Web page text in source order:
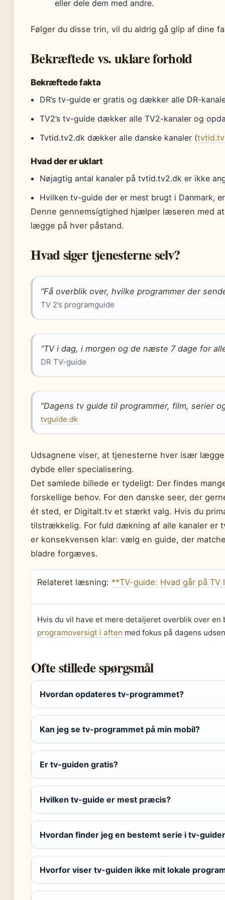
eller dele dem med andre.
Følger du disse trin, vil du aldrig gå glip af dine
Bekræftede vs. uklare forhold
Bekræftede fakta
DR’s tv-guide er gratis og dækker alle DR-
TV2’s tv-guide dækker alle TV2-kanaler og
Tvtid.tv2.dk dækker alle danske kanaler (
Hvad der er uklart
Nøjagtig antal kanaler på tvtid.tv2.dk er ikke
Hvilken tv-guide der er mest brugt i Danmark,
Denne gennemsigtighed hjælper læseren med
lægge på hver påstand.
Hvad siger tjenesterne selv?
“Få overblik over, hvilke programmer der
TV 2’s programguide
“TV i dag, i morgen og de næste 7 dage for
DR TV-guide
“Dagens tv guide til programmer, film, serier
tvguide.dk
Udsagnene viser, at tjenesterne hver især
dybde eller specialisering.
Det samlede billede er tydeligt: Der findes
forskellige behov. For den danske seer, der
ét sted, er Digitalt.tv et stærkt valg. Hvis du
tilstrækkelig. For fuld dækning af alle kanaler er
er konsekvensen klar: vælg en guide, der
bladre forgæves.
Relateret læsning: **TV-guide: Hvad går på
Hvis du vil have et mere detaljeret overblik over
programoversigt i aften med fokus på dagens
Ofte stillede spørgsmål
Hvordan opdateres tv-programmet?
Kan jeg se tv-programmet på min mobil?
Er tv-guiden gratis?
Hvilken tv-guide er mest præcis?
Hvordan finder jeg en bestemt serie i tv-
Hvorfor viser tv-guiden ikke mit lokale